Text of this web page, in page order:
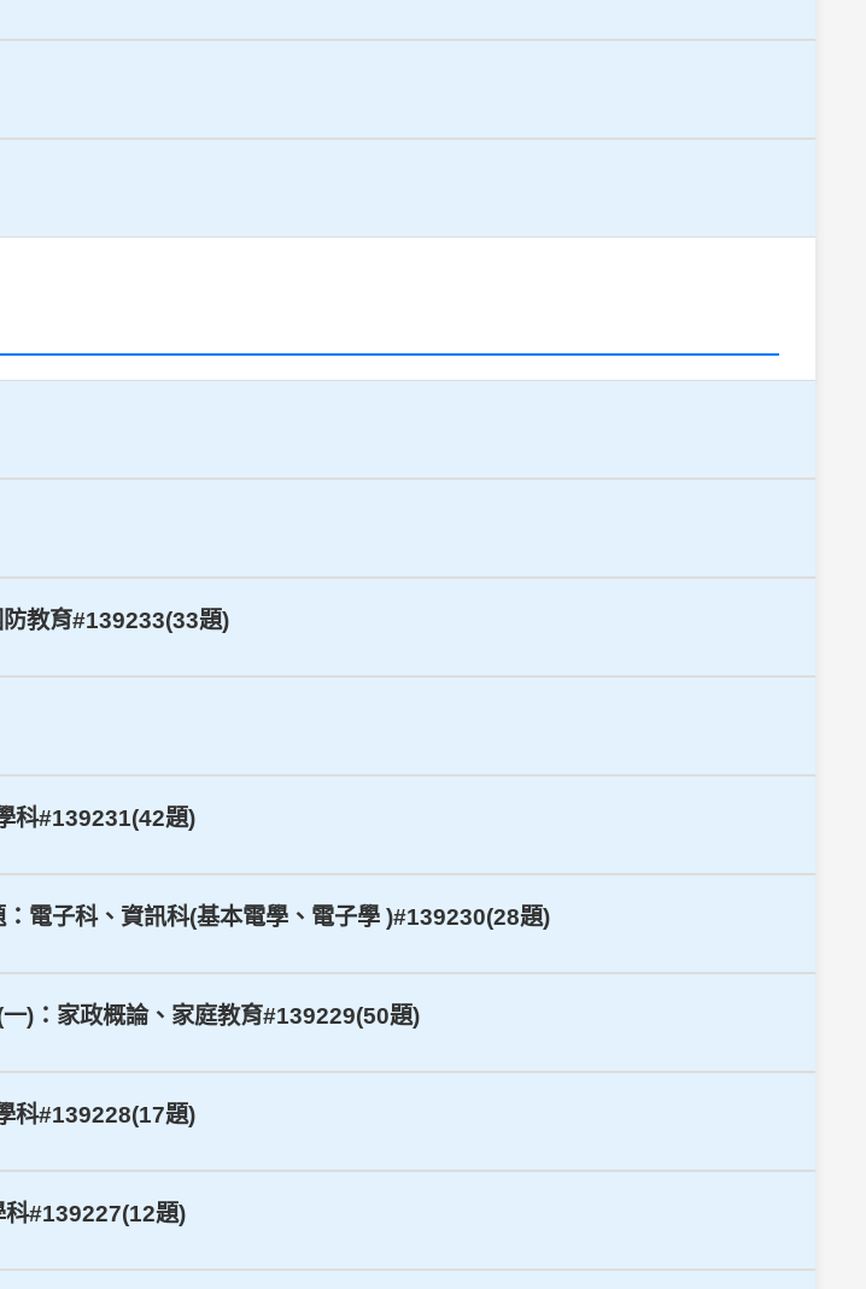
教育#139233(33題)
科#139231(42題)
電子科、資訊科(基本電學、電子學 )#139230(28題)
)：家政概論、家庭教育#139229(50題)
科#139228(17題)
科#139227(12題)